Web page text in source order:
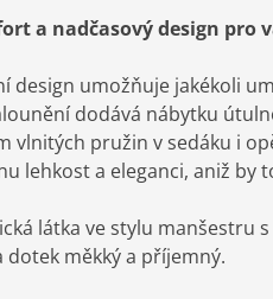
a nadčasový design pro
design umožňuje jakékoli
dodává nábytku
vlnitých pružin v sedáku i
lehkost a eleganci, aniž
látka ve stylu
dotek měkký a příjemný.